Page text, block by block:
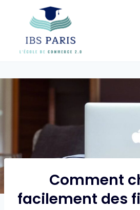
content
Comment
facilement des